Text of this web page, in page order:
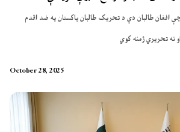
افغان طالبان دې د تحریک طالبان پاکستان په ضد اقدم
نه تحریري ژمنه کوي
October 28, 2025